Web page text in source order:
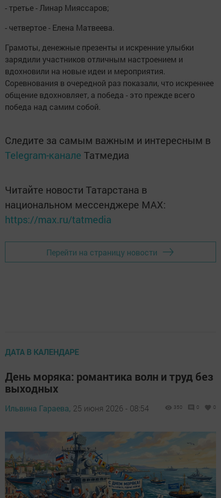
- третье - Линар Мияссаров;
- четвертое - Елена Матвеева.
Грамоты, денежные презенты и искренние улыбки
зарядили участников отличным настроением и
вдохновили на новые идеи и мероприятия.
Соревнования в очередной раз показали, что искреннее
общение вдохновляет, а победа - это прежде всего
победа над самим собой.
Следите за самым важным и интересным в
Telegram-канале Татмедиа
Читайте новости Татарстана в
национальном мессенджере MАХ:
https://max.ru/tatmedia
Перейти на страницу новости
ДАТА В КАЛЕНДАРЕ
День моряка: романтика волн и труд без
выходных
Ильвина Гараева, 25 июня 2026 - 08:54 350 0 0